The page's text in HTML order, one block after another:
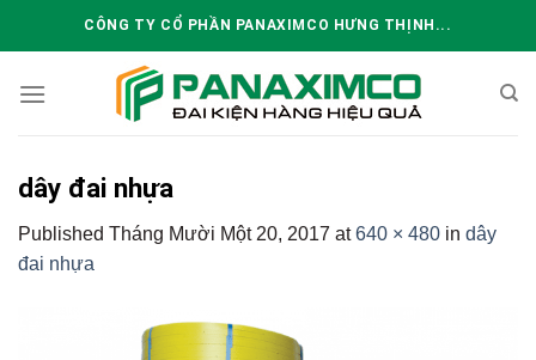
CÔNG TY CỔ PHẦN PANAXIMCO HƯNG THỊNH...
dây đai nhựa
Published Tháng Mười Một 20, 2017 at640 × 480 in dây
đai nhựa